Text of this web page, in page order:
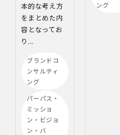
本的な考え方
をまとめた内
容となってお
り...
ブランドコ
ンサルティ
ング
パーパス・
ミッショ
ン・ビジョ
ン・バ
ング